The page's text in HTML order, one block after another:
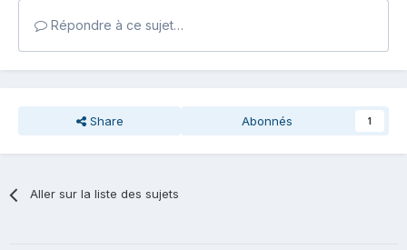
Répondre à ce sujet…
Share Abonnés 1
Aller sur la liste des sujets